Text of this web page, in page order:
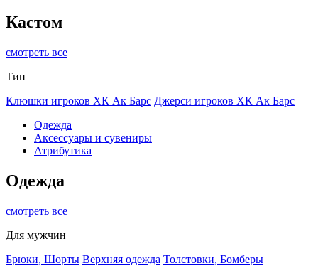
Кастом
смотреть все
Тип
Клюшки игроков ХК Ак Барс Джерси игроков ХК Ак Барс
Одежда
Аксессуары и сувениры
Атрибутика
Одежда
смотреть все
Для мужчин
Брюки, Шорты Верхняя одежда Толстовки, Бомберы